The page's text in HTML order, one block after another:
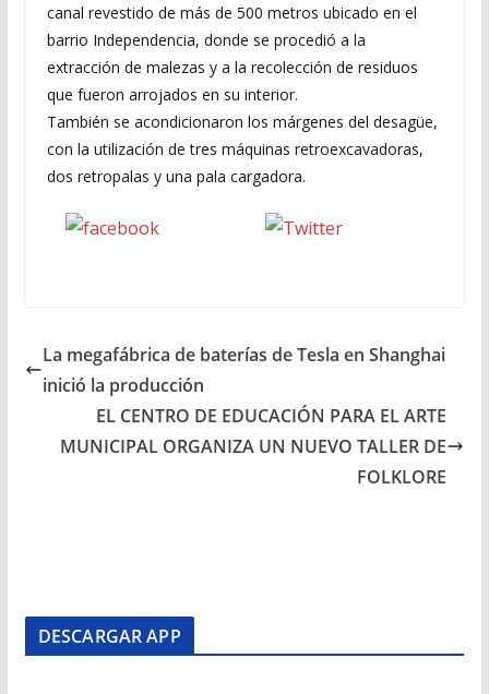
canal revestido de más de 500 metros ubicado en el
barrio Independencia, donde se procedió a la
extracción de malezas y a la recolección de residuos
que fueron arrojados en su interior.
También se acondicionaron los márgenes del desagüe,
con la utilización de tres máquinas retroexcavadoras,
dos retropalas y una pala cargadora.
La megafábrica de baterías de Tesla en Shanghai
inició la producción
EL CENTRO DE EDUCACIÓN PARA EL ARTE
MUNICIPAL ORGANIZA UN NUEVO TALLER DE
FOLKLORE
DESCARGAR APP